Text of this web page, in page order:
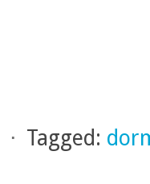
⋅ Tagged: